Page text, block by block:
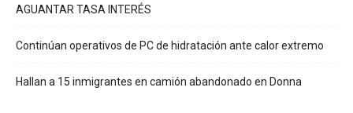
AGUANTAR TASA INTERÉS
Continúan operativos de PC de hidratación ante calor extremo
Hallan a 15 inmigrantes en camión abandonado en Donna